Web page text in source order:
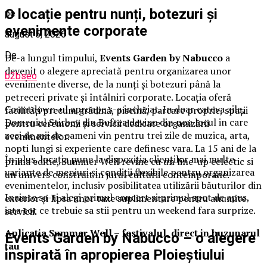
O locație pentru nunți, botezuri și
evenimente corporate
De-a lungul timpului, Events Garden by Nabucco a
devenit o alegere apreciată pentru organizarea unor
evenimente diverse, de la nunți și botezuri până la
petreceri private și întâlniri corporate. Locația oferă
facilități precum grădină, piscină, parcare proprie, spații
pentru ceremonii și servicii dedicate organizării
evenimentelor.
În plus, locația pune la dispoziția clienților mai multe
variante de meniuri și condiții flexibile pentru organizarea
evenimentelor, inclusiv posibilitatea utilizării băuturilor din
exterior și lipsa unor taxe suplimentare pentru anumite
servicii.
Events Garden by Nabucco – o alegere
inspirată în apropierea Ploieștiului
pe
august 5, 2026
De
b2bseo
Countdown-ul aproape s-a incheiat. In doar cateva zile,
Domeniul Stirbey din Buftea devine din nou locul in care
zeci de mii de oameni vin pentru trei zile de muzica, arta,
nopti lungi si experiente care definesc vara. La 15 ani de la
prima editie, Summer Well revine cu un line-up eclectic si
un univers construit in jurul culturii contemporane.
Inainte sa-ti alegi primul concert si primul spot de apus,
iata tot ce trebuie sa stii pentru un weekend fara surprize.
Aplicatia Summer Well– festivalul, direct in buzunarul
tau